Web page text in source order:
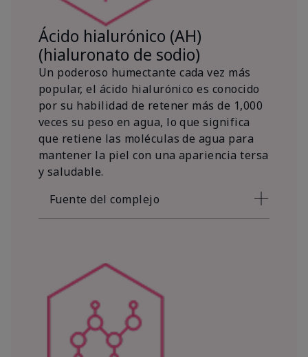
Ácido hialurónico (AH)
(hialuronato de sodio)
Un poderoso humectante cada vez más
popular, el ácido hialurónico es conocido
por su habilidad de retener más de 1,000
veces su peso en agua, lo que significa
que retiene las moléculas de agua para
mantener la piel con una apariencia tersa
y saludable.
Fuente del complejo